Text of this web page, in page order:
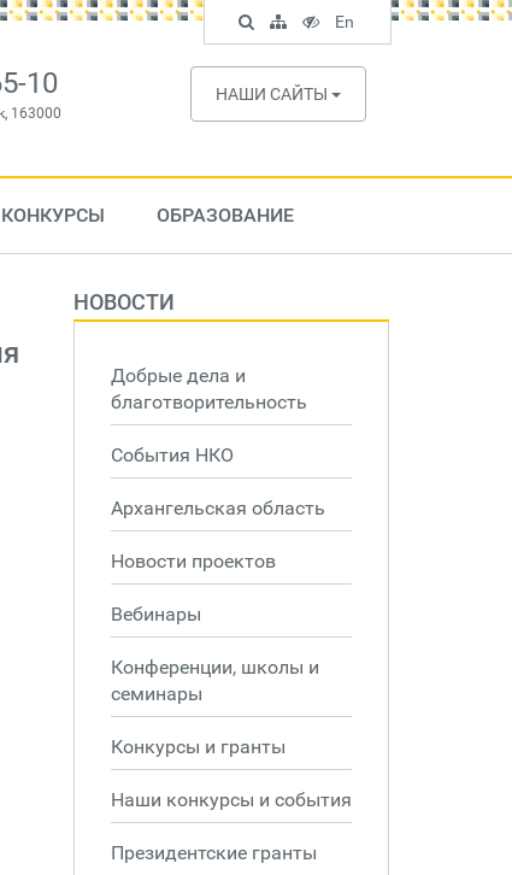
10
163000
НАШИ САЙТЫ
КОНКУРСЫ ОБРАЗОВАНИЕ
НОВОСТИ
Добрые дела и
благотворительность
События НКО
Архангельская область
Новости проектов
Вебинары
Конференции, школы и
семинары
Конкурсы и гранты
Наши конкурсы и события
Президентские гранты
Поиск
по
сайту
Карта
сайта
Версия
для
слабовидящих
En
English